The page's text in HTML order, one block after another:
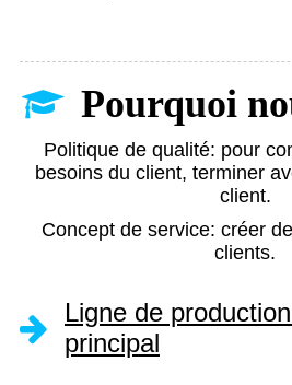
Pourquoi
Politique de qualité: pour
besoins du client, terminer
client.
Concept de service: créer
clients.
Ligne de
principal